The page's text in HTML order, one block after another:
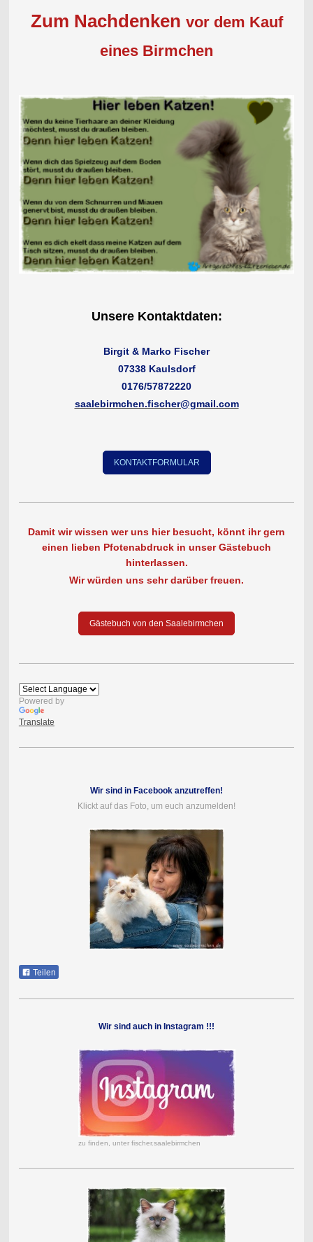
Zum Nachdenken vor dem Kauf
eines Birmchen
Unsere Kontaktdaten:
Birgit & Marko Fischer
07338 Kaulsdorf
0176/57872220
saalebirmchen.fischer@gmail.com
KONTAKTFORMULAR
Damit wir wissen wer uns hier besucht, könnt ihr gern
einen lieben Pfotenabdruck in unser Gästebuch
hinterlassen.
Wir würden uns sehr darüber freuen.
Gästebuch von den Saalebirmchen
Powered by
Translate
Wir sind in Facebook anzutreffen!
Klickt auf das Foto, um euch anzumelden!
Teilen
Wir sind auch in Instagram !!!
zu finden, unter fischer.saalebirmchen